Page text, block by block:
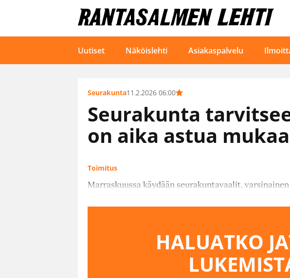
Uutiset Näköislehti Asiakaspalvelu
Seurakunta11.2.2026 06:00
Seurakunta
on aika astua
Toimitus
Marraskuussa käydään seurakuntavaalit, varsinainen
HALUATKO